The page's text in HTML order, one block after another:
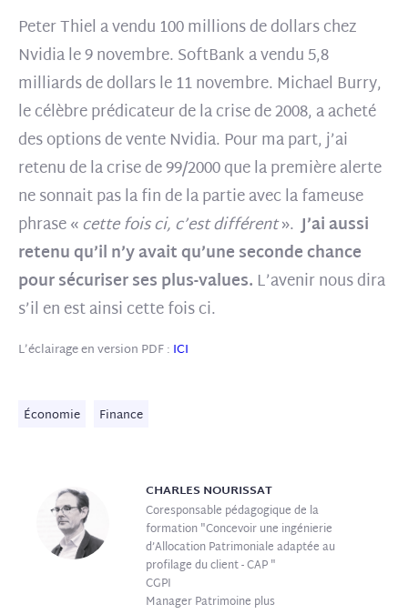
Peter Thiel a vendu 100 millions de dollars chez
Nvidia le 9 novembre. SoftBank a vendu 5,8
milliards de dollars le 11 novembre. Michael Burry,
le célèbre prédicateur de la crise de 2008, a acheté
des options de vente Nvidia. Pour ma part, j’ai
retenu de la crise de 99/2000 que la première alerte
ne sonnait pas la fin de la partie avec la fameuse
phrase «cette fois ci, c’est différent».J’ai aussi
retenu qu’il n’y avait qu’une seconde chance
pour sécuriser ses plus-values. L’avenir nous dira
s’il en est ainsi cette fois ci.
L’éclairage en version PDF : ICI
Économie Finance
CHARLESNOURISSAT
Coresponsable pédagogique de la
formation "Concevoir une ingénierie
d’Allocation Patrimoniale adaptée au
profilage du client - CAP "
CGPI
Manager Patrimoine plus